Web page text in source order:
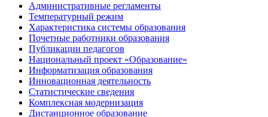
Административные регламенты
Температурный режим
Характеристика системы образования
Почетные работники образования
Публикации педагогов
Национальный проект «Образование»
Информатизация образования
Инновационная деятельность
Статистические сведения
Комплексная модернизация
Дистанционное образование